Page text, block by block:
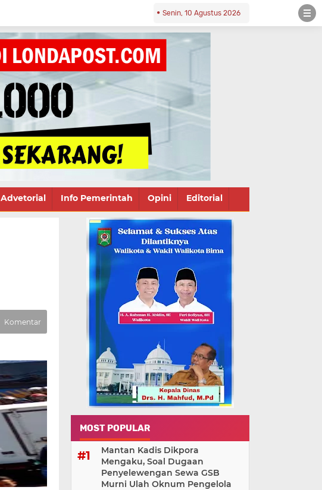
Senin, 10 Agustus 2026
Advetorial Info Pemerintah Opini Editorial
Komentar
MOST POPULAR
Mantan Kadis Dikpora
Mengaku, Soal Dugaan
Penyelewengan Sewa GSB
Murni Ulah Oknum Pengelola